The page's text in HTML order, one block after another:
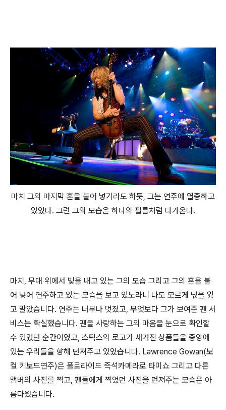
마치 그의 마지막 혼을 불어 넣기라도 하듯, 그는 연주에 열중하고
있었다. 그런 그의 모습은 하나의 필름처럼 다가온다.
마치, 무대 위에서 빛을 내고 있는 그의 모습 그리고 그의 혼을 불
어 넣어 연주하고 있는 모습을 보고 있노라니 나도 모르게 넋을 잃
고 말았습니다. 연주는 너무나 멋졌고, 무엇보다 그가 보여준 팬 서
비스는 확실했습니다. 팬을 사랑하는 그의 마음을 눈으로 확인할
수 있었던 순간이였고, 스틱스의 로고가 새겨진 상품들을 중앙에
있는 우리들을 향해 던져주고 있었습니다. Lawrence Gowan(보
컬 키보드연주)은 폴로라이드 즉석카메라로 타미쇼 그리고 다른
맴버의 사진를 찍고, 팬들에게 찍었던 사진을 던져주는 모습은 아
름다웠습니다.